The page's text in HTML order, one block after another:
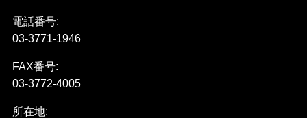
電話番号:
03-3771-1946
FAX番号:
03-3772-4005
所在地: